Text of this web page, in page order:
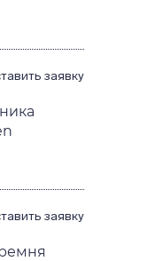
заявку
заявку